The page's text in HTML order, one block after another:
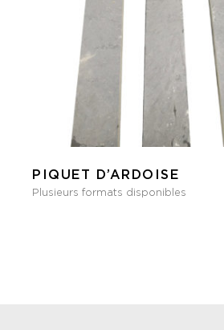
PIQUET D’ARDOISE
Plusieurs formats disponibles